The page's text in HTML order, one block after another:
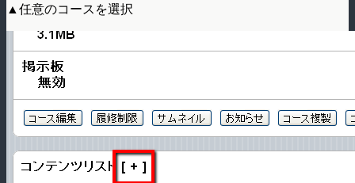
▲任意のコースを選択